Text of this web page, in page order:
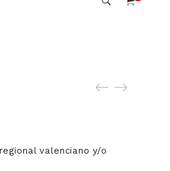
valenciano y/o